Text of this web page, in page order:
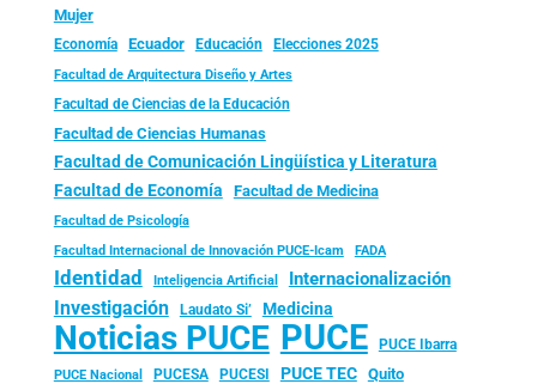
Mujer
Economía Ecuador Educación Elecciones 2025
Facultad de Arquitectura Diseño y Artes
Facultad de Ciencias de la Educación
Facultad de Ciencias Humanas
Facultad de Comunicación Lingüística y Literatura
Facultad de Economía Facultad de Medicina
Facultad de Psicología
Facultad Internacional de Innovación PUCE-Icam FADA
Identidad Inteligencia Artificial Internacionalización
Investigación Laudato Si’ Medicina
Noticias PUCE PUCE PUCE Ibarra
PUCE Nacional PUCESA PUCESI PUCE TEC
Quito